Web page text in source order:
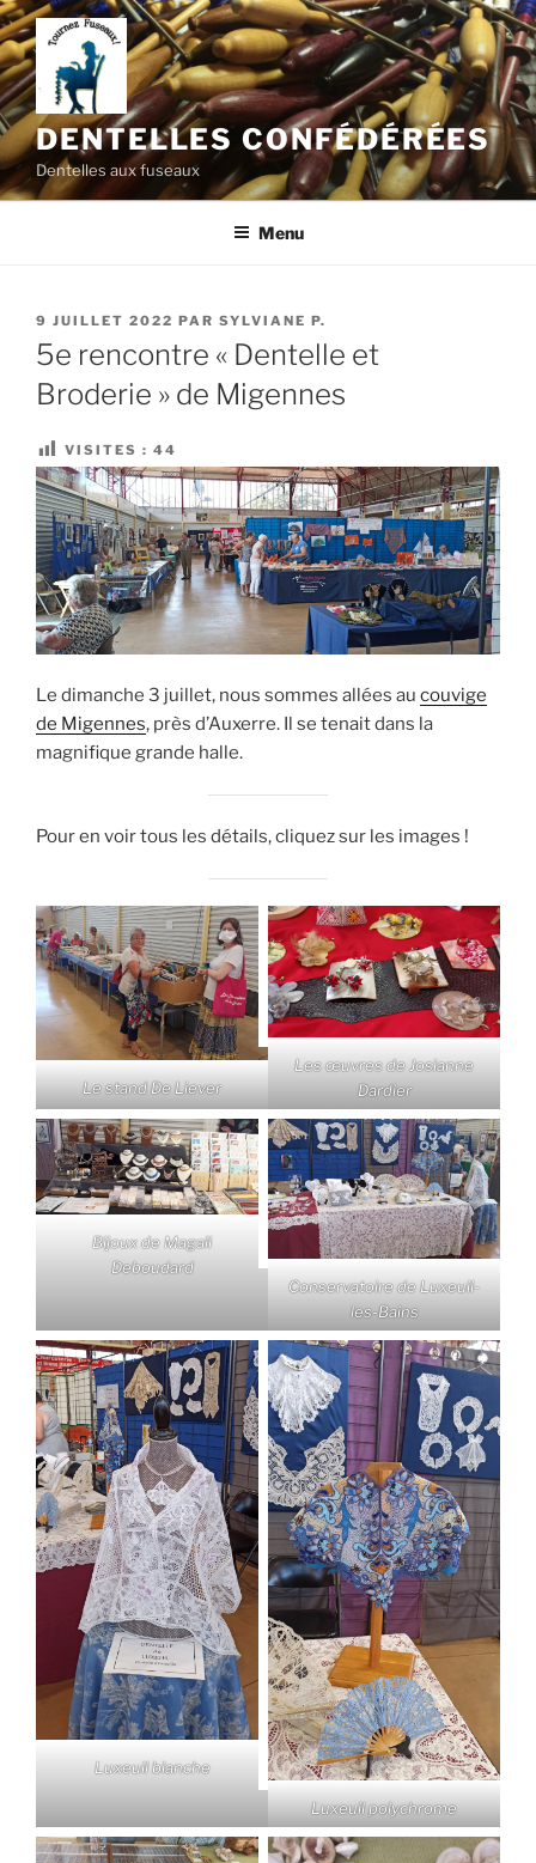
Aller
au
contenu
principal
DENTELLES CONFÉDÉRÉES
Dentelles aux fuseaux
Menu
PUBLIÉ
LE
9 JUILLET 2022 PAR SYLVIANE P.
5e rencontre « Dentelle et
Broderie » de Migennes
VISITES : 44
Le dimanche 3 juillet, nous sommes allées au couvige
de Migennes, près d’Auxerre. Il se tenait dans la
magnifique grande halle.
Pour en voir tous les détails, cliquez sur les images !
Le stand De Liever
Les œuvres de Josianne
Dardier
Bijoux de Magali
Deboudard
Conservatoire de Luxeuil-
les-Bains
Luxeuil blanche
Luxeuil polychrome